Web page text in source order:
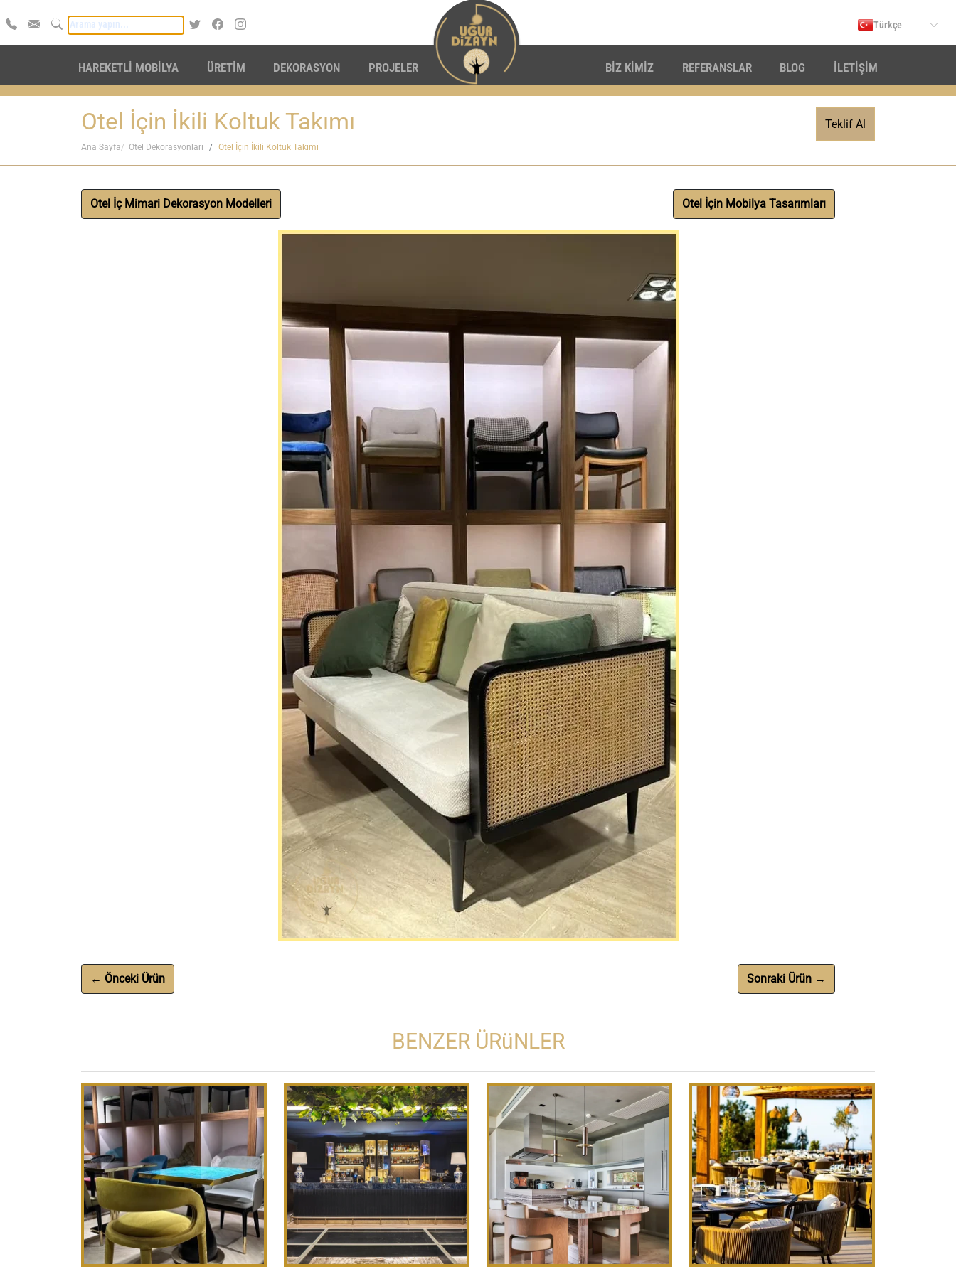
Türkçe
HAREKETLİ MOBİLYA ÜRETİM DEKORASYON PROJELER BİZ KİMİZ REFERANSLAR BLOG İLETİŞİM
Otel İçin İkili Koltuk Takımı Teklif Al
Ana Sayfa Otel Dekorasyonları Otel İçin İkili Koltuk Takımı
Otel İç Mimari Dekorasyon Modelleri Otel İçin Mobilya Tasarımları
← Önceki Ürün Sonraki Ürün →
BENZER ÜRüNLER